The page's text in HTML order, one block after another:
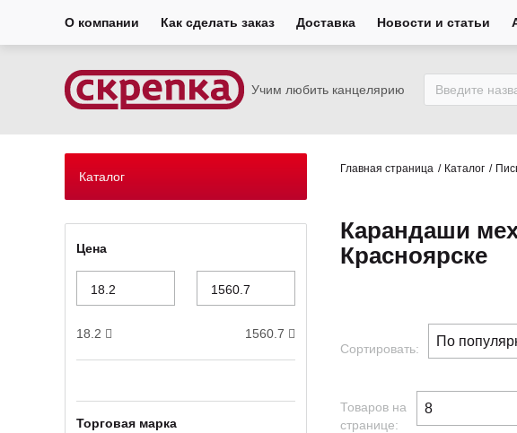
О компании Как сделать заказ Доставка Новости и статьи
Учим любить канцелярию
Каталог
Цена
18.2 1560.7
Торговая марка
Главная страница Каталог
Карандаши
Красноярске
Сортировать:
Товаров на
странице: